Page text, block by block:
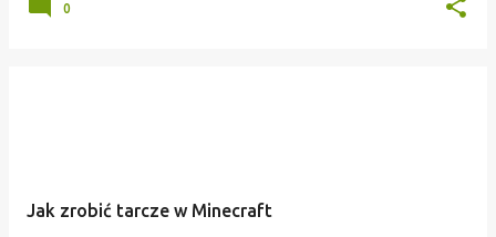
0
Jak zrobić tarcze w Minecraft